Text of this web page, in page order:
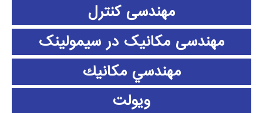
مهندسی کنترل
مهندسی مکانیک در سیمولینک
مهندسي مكانيك
ویولت